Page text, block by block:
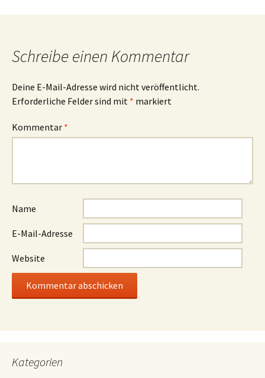
Schreibe einen Kommentar
Deine E-Mail-Adresse wird nicht veröffentlicht.
Erforderliche Felder sind mit * markiert
Kommentar *
Name
E-Mail-Adresse
Website
Kategorien